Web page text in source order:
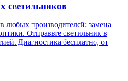
светильников
любых производителей: замена
Отправьте светильник в
Диагностика бесплатно, от